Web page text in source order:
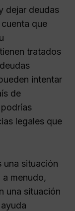
dejar deudas
que
tratados
intentar
de
legales que
una situación
menudo,
una situación